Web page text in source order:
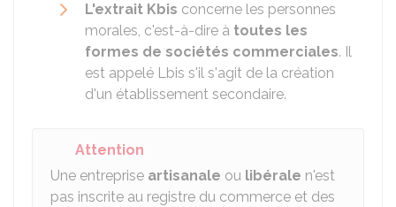
L'extrait Kbis concerne les personnes
morales, c'est-à-dire à toutes les
formes de sociétés commerciales. Il
est appelé Lbis s'il s'agit de la création
d'un établissement secondaire.
Attention
Une entreprise artisanale ou libérale n'est
pas inscrite au registre du commerce et des